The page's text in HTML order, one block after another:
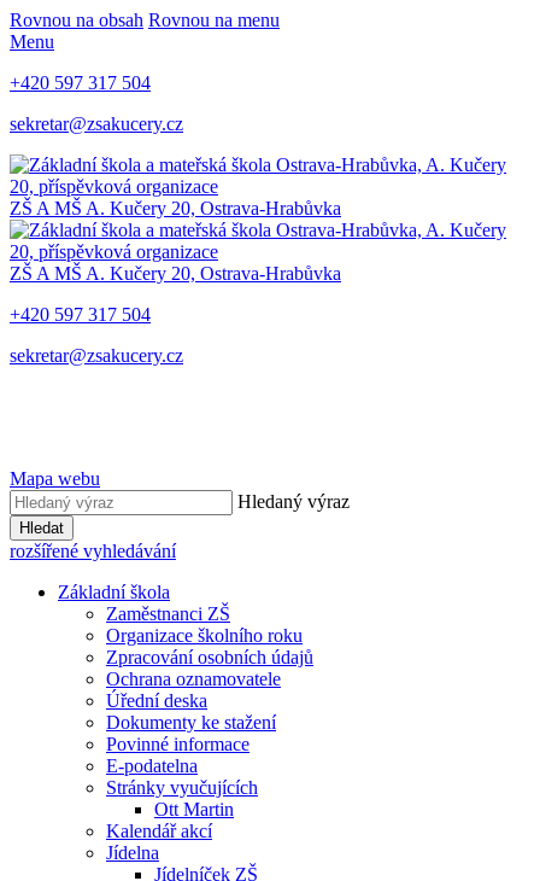
Rovnou na obsah Rovnou na menu
Menu
+420 597 317 504
sekretar@zsakucery.cz
ZŠ A MŠ A. Kučery 20, Ostrava-Hrabůvka
ZŠ A MŠ A. Kučery 20, Ostrava-Hrabůvka
+420 597 317 504
sekretar@zsakucery.cz
Mapa webu
Hledaný výraz
Hledat
rozšířené vyhledávání
Základní škola
Zaměstnanci ZŠ
Organizace školního roku
Zpracování osobních údajů
Ochrana oznamovatele
Úřední deska
Dokumenty ke stažení
Povinné informace
E-podatelna
Stránky vyučujících
Ott Martin
Kalendář akcí
Jídelna
Jídelníček ZŠ